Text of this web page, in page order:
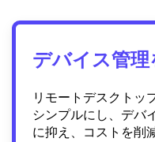
デバイス管
リモートデスクトッ
シンプルにし、デバ
に抑え、コストを削